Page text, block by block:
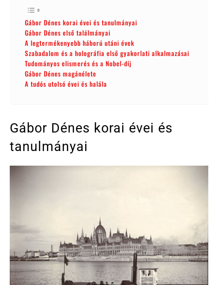
Gábor Dénes korai évei és tanulmányai
Gábor Dénes első találmányai
A legtermékenyebb háború utáni évek
Szabadalom és a holográfia első gyakorlati alkalmazásai
Tudományos elismerés és a Nobel-díj
Gábor Dénes magánélete
A tudós utolsó évei és halála
Gábor Dénes korai évei és
tanulmányai